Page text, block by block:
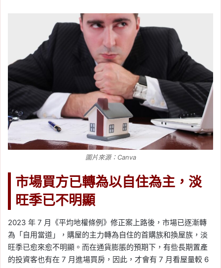
圖片來源：Canva
市場買方已轉為以自住為主，淡
旺季已不明顯
2023 年 7 月《平均地權條例》修正案上路後，市場已逐漸轉
為「自用當道」，購屋的主力轉為自住的首購族和換屋族，淡
旺季已愈來愈不明顯。而在通貨膨脹的預期下，有些長期置產
的投資客也有在 7 月進場買房，因此，才會有 7 月看屋量較 6